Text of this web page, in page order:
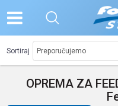
OPREMA ZA
Sortiraj